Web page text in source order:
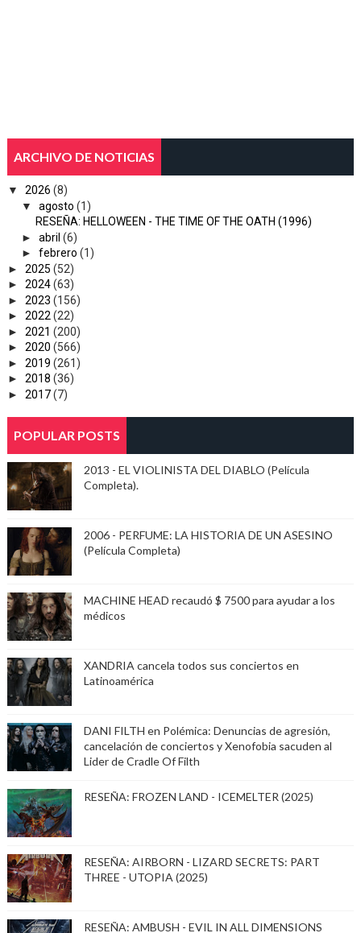
ARCHIVO DE NOTICIAS
▼ 2026 (8)
▼
agosto (1)
RESEÑA: HELLOWEEN - THE TIME OF THE OATH (1996)
► abril (6)
► febrero (1)
► 2025 (52)
► 2024(63)
► 2023 (156)
► 2022(22)
► 2021 (200)
► 2020 (566)
► 2019 (261)
► 2018 (36)
► 2017(7)
POPULAR POSTS
2013 - EL VIOLINISTA DEL DIABLO (Película
Completa).
2006 - PERFUME: LA HISTORIA DE UN ASESINO
(Película Completa)
MACHINE HEAD recaudó $ 7500 para ayudar a los
médicos
XANDRIA cancela todos sus conciertos en
Latinoamérica
DANI FILTH en Polémica: Denuncias de agresión,
cancelación de conciertos y Xenofobia sacuden al
Lider de Cradle Of Filth
RESEÑA: FROZEN LAND - ICEMELTER (2025)
RESEÑA: AIRBORN - LIZARD SECRETS: PART
THREE - UTOPIA (2025)
RESEÑA: AMBUSH - EVIL IN ALL DIMENSIONS